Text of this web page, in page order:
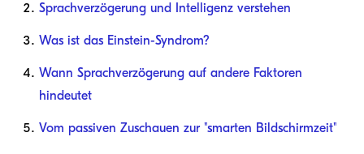
Sprachverzögerung und Intelligenz verstehen
Was ist das Einstein-Syndrom?
Wann Sprachverzögerung auf andere Faktoren
hindeutet
Vom passiven Zuschauen zur "smarten Bildschirmzeit"